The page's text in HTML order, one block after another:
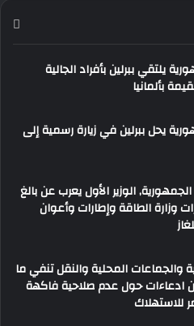
يلتقي ببرلين بأفراد الجالية
بألمانيا
يحل ببرلين في زيارة رسمية إلى
الوزير الأول يعرب عن بالغ
وزارة الطاقة وإطارات وأعوان
والجماعات المحلية والنقل تنفي ما
ادعاءات حول عدم صلاحية فاكهة
للاستهلاك